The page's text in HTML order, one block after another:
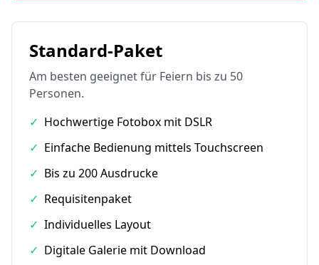
Standard-Paket
Am besten geeignet für Feiern bis zu 50
Personen.
✓ Hochwertige Fotobox mit DSLR
✓ Einfache Bedienung mittels Touchscreen
✓ Bis zu 200 Ausdrucke
✓ Requisitenpaket
✓ Individuelles Layout
✓ Digitale Galerie mit Download